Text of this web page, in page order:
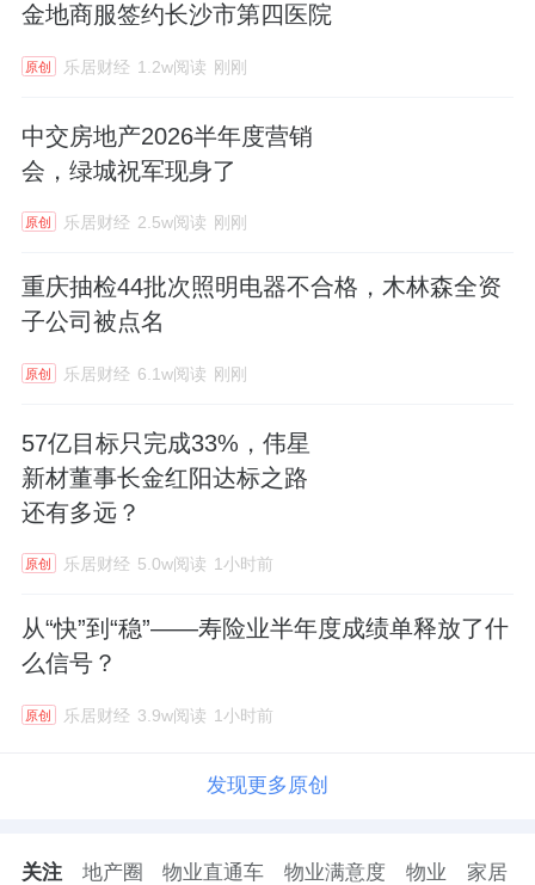
金地商服签约长沙市第四医院
原创 乐居财经 1.2w阅读 刚刚
中交房地产2026半年度营销
会，绿城祝军现身了
原创 乐居财经 2.5w阅读 刚刚
重庆抽检44批次照明电器不合格，木林森全资
子公司被点名
原创 乐居财经 6.1w阅读 刚刚
57亿目标只完成33%，伟星
新材董事长金红阳达标之路
还有多远？
原创 乐居财经 5.0w阅读 1小时前
从“快”到“稳”——寿险业半年度成绩单释放了什
么信号？
原创 乐居财经 3.9w阅读 1小时前
发现更多原创
关注 地产圈 物业直通车 物业满意度 物业 家居